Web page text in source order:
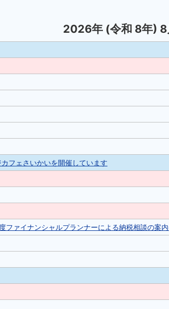
2026年 (令和 8年) 8
フェさいかいを開催しています
ファイナンシャルプランナーによる納税相談の案